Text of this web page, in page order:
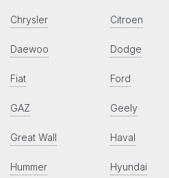
Chrysler Citroen
Daewoo Dodge
Fiat Ford
GAZ Geely
Great Wall Haval
Hummer Hyundai